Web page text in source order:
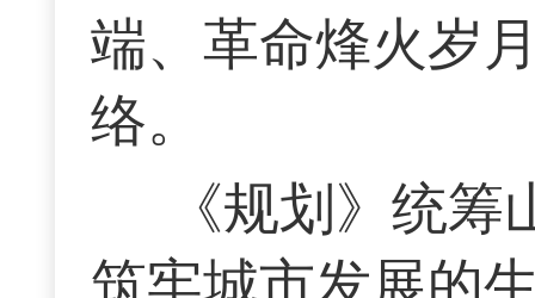
端、革命烽火岁
络。
《规划》统
筑牢城市发展的